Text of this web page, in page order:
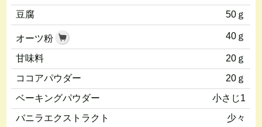
豆腐
50ｇ
オーツ粉 40ｇ
甘味料
20ｇ
ココアパウダー
20ｇ
ベーキングパウダー
小さじ1
バニラエクストラクト
少々